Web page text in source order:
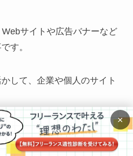
サイトや広告バナーなど
す。
して、企業や個人のサイト
め達成感があり、やりがい
×